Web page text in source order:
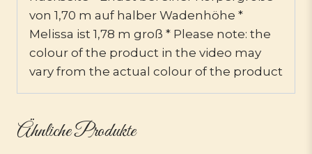
von 1,70 m auf halber Wadenhöhe *
Melissa ist 1,78 m groß * Please note: the
colour of the product in the video may
vary from the actual colour of the product
Ähnliche Produkte